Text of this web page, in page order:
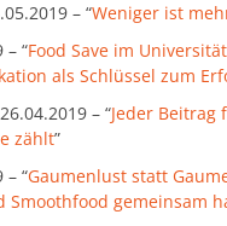
– “Weniger ist
– “Food Save im
als Schlüssel zum
– “Jeder Beitrag
zählt”
– “Gaumenlust statt
Smoothfood gemeinsam